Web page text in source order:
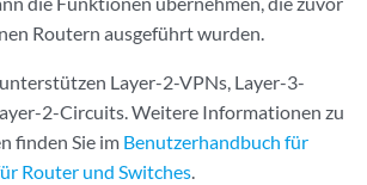
Routern ausgeführt wurden.
Layer-2-VPNs, Layer-3-
2-Circuits. Weitere Informationen zu
finden Sie im Benutzerhandbuch für
Router und Switches.